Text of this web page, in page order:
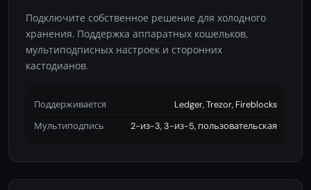
Подключите собственное решение для холодного
хранения. Поддержка аппаратных кошельков,
мультиподписных настроек и сторонних
кастодианов.
Поддерживается
Ledger, Trezor, Fireblocks
Мультиподпись
2-из-3, 3-из-5, пользовательская